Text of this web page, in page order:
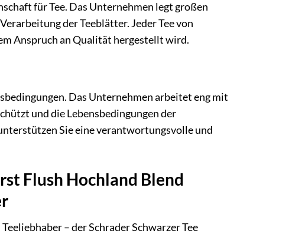
für Tee. Das Unternehmen legt großen
der Teeblätter. Jeder Tee von
Anspruch an Qualität hergestellt wird.
Das Unternehmen arbeitet eng mit
und die Lebensbedingungen der
Sie eine verantwortungsvolle und
Flush Hochland Blend
– der Schrader Schwarzer Tee